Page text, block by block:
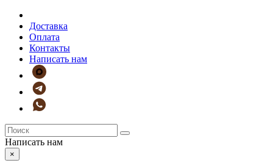
Доставка
Оплата
Контакты
Написать нам
Написать нам
×